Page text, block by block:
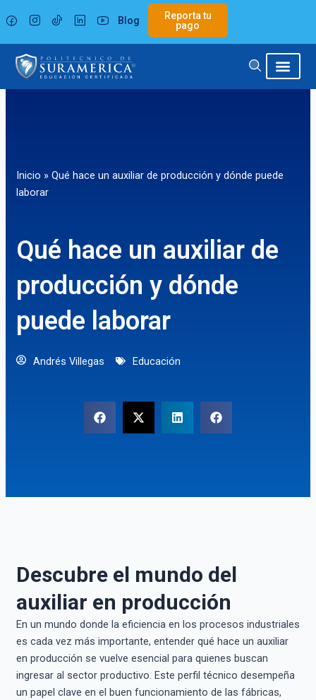
al
contenido
Blog
Reporta tu
pago
Inicio » Qué hace un auxiliar de producción y dónde puede
laborar
Qué hace un auxiliar de
producción y dónde
puede laborar
Andrés Villegas Educación
Descubre el mundo del
auxiliar en producción
En un mundo donde la eficiencia en los procesos industriales
es cada vez más importante, entender qué hace un auxiliar
en producción se vuelve esencial para quienes buscan
ingresar al sector productivo. Este perfil técnico desempeña
un papel clave en el buen funcionamiento de las fábricas,